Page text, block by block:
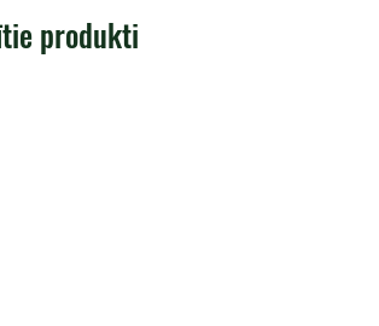
produkti